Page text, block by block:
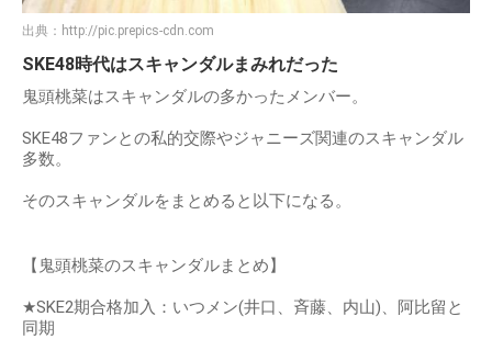
出典： http://pic.prepics-cdn.com
SKE48時代はスキャンダルまみれだった
鬼頭桃菜はスキャンダルの多かったメンバー。
SKE48ファンとの私的交際やジャニーズ関連のスキャンダル
多数。
そのスキャンダルをまとめると以下になる。
【鬼頭桃菜のスキャンダルまとめ】
★SKE2期合格加入：いつメン(井口、斉藤、内山)、阿比留と
同期